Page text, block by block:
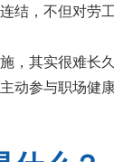
结，不但对劳
，其实很难长
动参与职场健康